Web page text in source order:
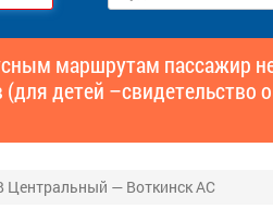
маршрутам пассажир
детей
Центральный — Воткинск АС